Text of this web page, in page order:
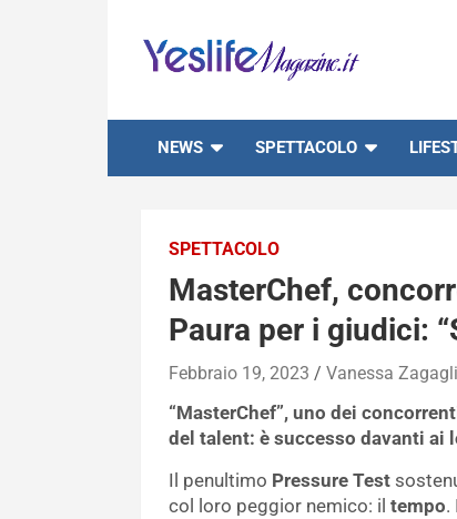
content
NEWS SPETTACOLO
SPETTACOLO
MasterChef,
Paura per i giudici:
Febbraio 19, 2023 Vanessa
“MasterChef”, uno dei
del talent: è successo davanti ai
Il penultimo Pressure Test
col loro peggior nemico: il tempo.